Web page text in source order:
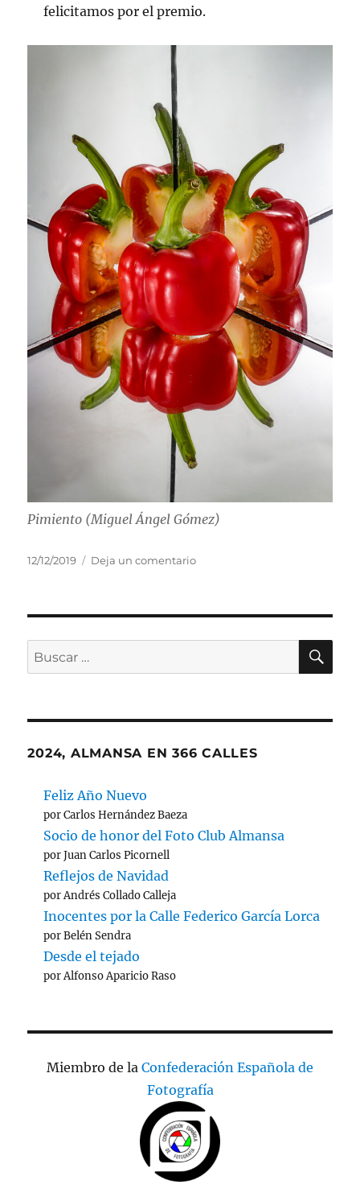
felicitamos por el premio.
Pimiento (Miguel Ángel Gómez)
Publicado
12/12/2019 Deja un comentarioen
la
Liga.
Buscar
por:
2024, ALMANSA EN 366 CALLES
Feliz Año Nuevo
por Carlos Hernández Baeza
Socio de honor del Foto Club Almansa
por Juan Carlos Picornell
Reflejos de Navidad
por Andrés Collado Calleja
Inocentes por la Calle Federico García Lorca
por Belén Sendra
Desde el tejado
por Alfonso Aparicio Raso
Miembro de la Confederación Española de
Fotografía